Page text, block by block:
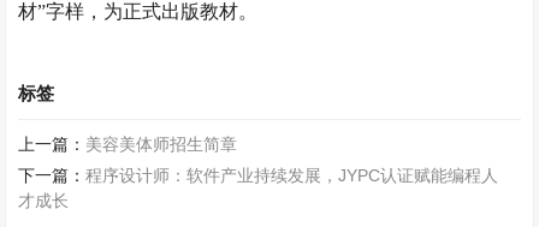
材”字样，为正式出版教材。
标签
上一篇： 美容美体师招生简章
下一篇：程序设计师：软件产业持续发展，JYPC认证赋能编程人
才成长